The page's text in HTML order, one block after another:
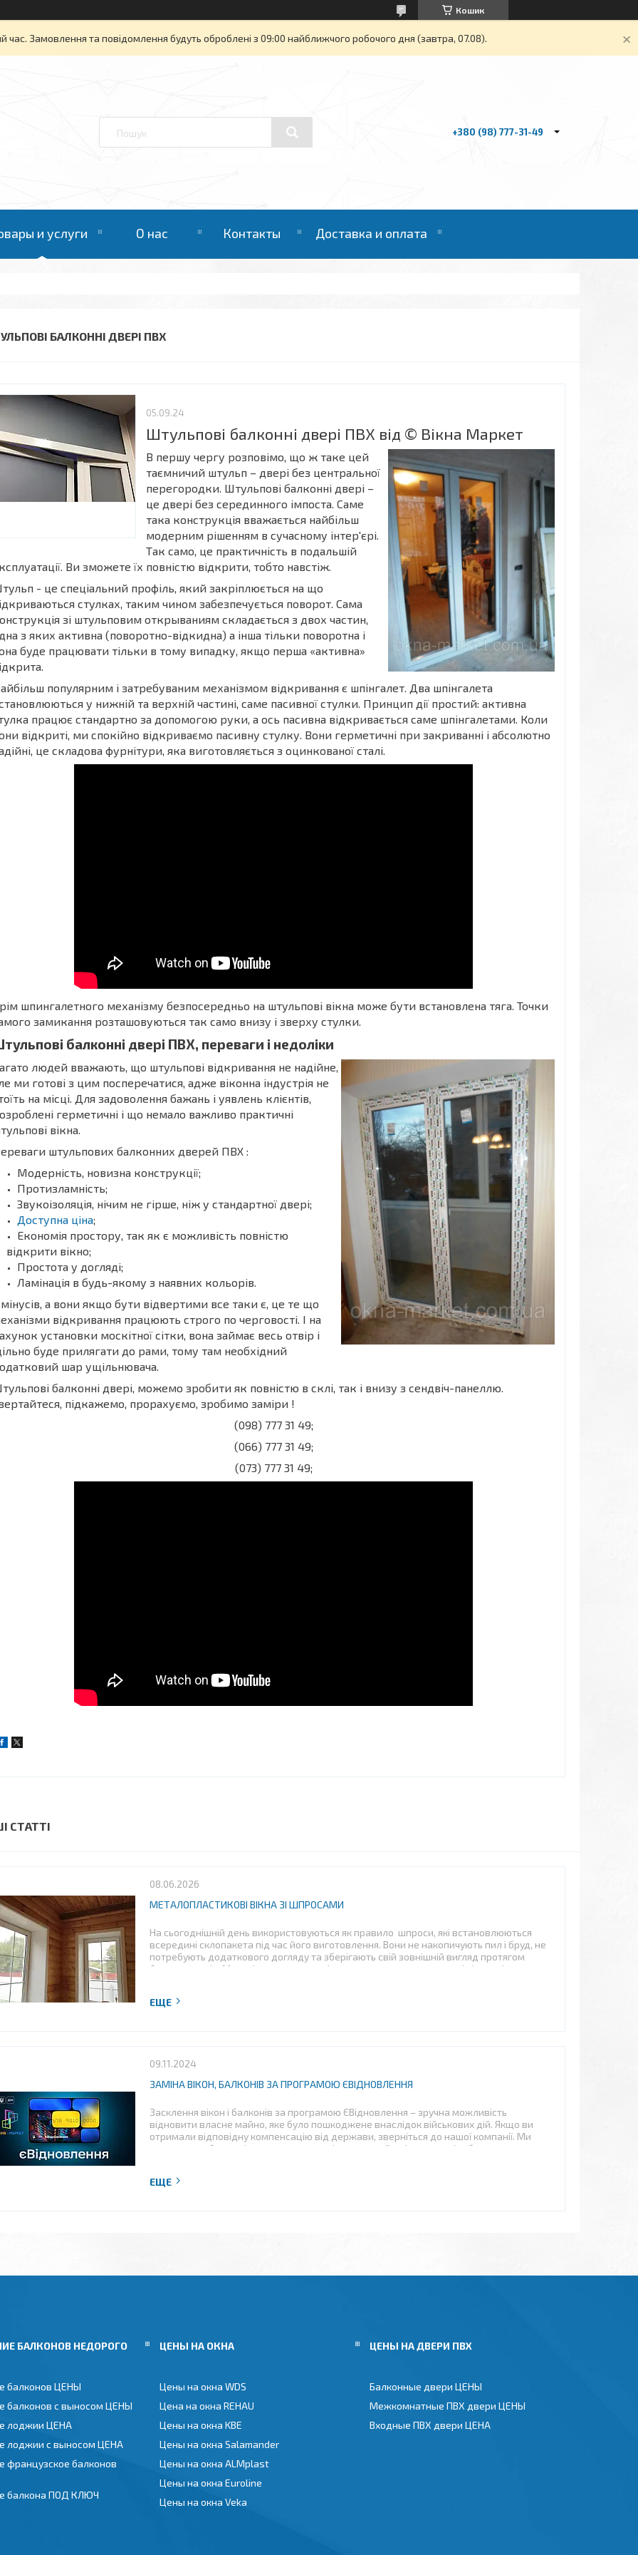
Кошик
час. Замовлення та повідомлення будуть оброблені з 09:00 найближчого робочого дня (завтра, 07.08).
+380 (98) 777-31-49
и услуги О нас Контакты Доставка и оплата
БАЛКОННІ ДВЕРІ ПВХ
05.09.24
Штульпові балконні двері ПВХ від © Вікна Маркет
В першу чергу розповімо, що ж таке цей
таємничий штульп – двері без центральної
перегородки. Штульпові балконні двері –
це двері без серединного імпоста. Саме
така конструкція вважається найбільш
модерним рішенням в сучасному інтер'єрі.
Так само, це практичність в подальшій
Ви зможете їх повністю відкрити, тобто навстіж.
- це спеціальний профіль, який закріплюється на що
стулках, таким чином забезпечується поворот. Сама
зі штульповим открываниям складається з двох частин,
з яких активна (поворотно-відкидна) а інша тільки поворотна і
буде працювати тільки в тому випадку, якщо перша «активна»
популярним і затребуваним механізмом відкривання є шпінгалет. Два шпінгалета
у нижній та верхній частині, саме пасивної стулки. Принцип дії простий: активна
працює стандартно за допомогою руки, а ось пасивна відкривається саме шпінгалетами. Коли
відкриті, ми спокійно відкриваємо пасивну стулку. Вони герметичні при закриванні і абсолютно
це складова фурнітури, яка виготовляється з оцинкованої сталі.
шпингалетного механізму безпосередньо на штульпові вікна може бути встановлена тяга. Точки
замикання розташовуються так само внизу і зверху стулки.
балконні двері ПВХ, переваги і недоліки
людей вважають, що штульпові відкривання не надійне,
ми готові з цим посперечатися, адже віконна індустрія не
на місці. Для задоволення бажань і уявлень клієнтів,
герметичні і що немало важливо практичні
вікна.
штульпових балконних дверей ПВХ :
Модерність, новизна конструкції;
Протизламність;
Звукоізоляція, нічим не гірше, ніж у стандартної двері;
Доступна ціна;
Економія простору, так як є можливість повністю
відкрити вікно;
Простота у догляді;
Ламінація в будь-якому з наявних кольорів.
а вони якщо бути відвертими все таки є, це те що
відкривання працюють строго по черговості. І на
установки москітної сітки, вона займає весь отвір і
буде прилягати до рами, тому там необхідний
шар ущільнювача.
балконні двері, можемо зробити як повністю в склі, так і внизу з сендвіч-панеллю.
підкажемо, прорахуємо, зробимо заміри !
(098) 777 31 49;
(066) 777 31 49;
(073) 777 31 49;
СТАТТІ
08.06.2026
МЕТАЛОПЛАСТИКОВІ ВІКНА ЗІ ШПРОСАМИ
На сьогоднішній день використовуються як правило шпроси, які встановлюються
всередині склопакета під час його виготовлення. Вони не накопичують пил і бруд, не
потребують додаткового догляду та зберігають свій зовнішній вигляд протягом
багатьох років. Матеріал не вигорає під впливом сонячних променів і не змінює
09.11.2024
ЗАМІНА ВІКОН, БАЛКОНІВ ЗА ПРОГРАМОЮ ЄВІДНОВЛЕННЯ
Засклення вікон і балконів за програмою ЄВідновлення – зручна можливість
відновити власне майно, яке було пошкоджене внаслідок військових дій. Якщо ви
отримали відповідну компенсацію від держави, зверніться до нашої компанії. Ми
встановимо будь-які металопластикові конструкції – вікна, лоджію, балкон, за
БАЛКОНОВ НЕДОРОГО
балконов ЦЕНЫ
балконов с выносом ЦЕНЫ
лоджии ЦЕНА
лоджии с выносом ЦЕНА
французское балконов
балкона ПОД КЛЮЧ
ЦЕНЫ НА ОКНА
Цены на окна WDS
Цена на окна REHAU
Цены на окна KBE
Цены на окна Salamander
Цены на окна ALMplast
Цены на окна Euroline
Цены на окна Veka
ЦЕНЫ НА ДВЕРИ ПВХ
Балконные двери ЦЕНЫ
Межкомнатные ПВХ двери ЦЕНЫ
Входные ПВХ двери ЦЕНА